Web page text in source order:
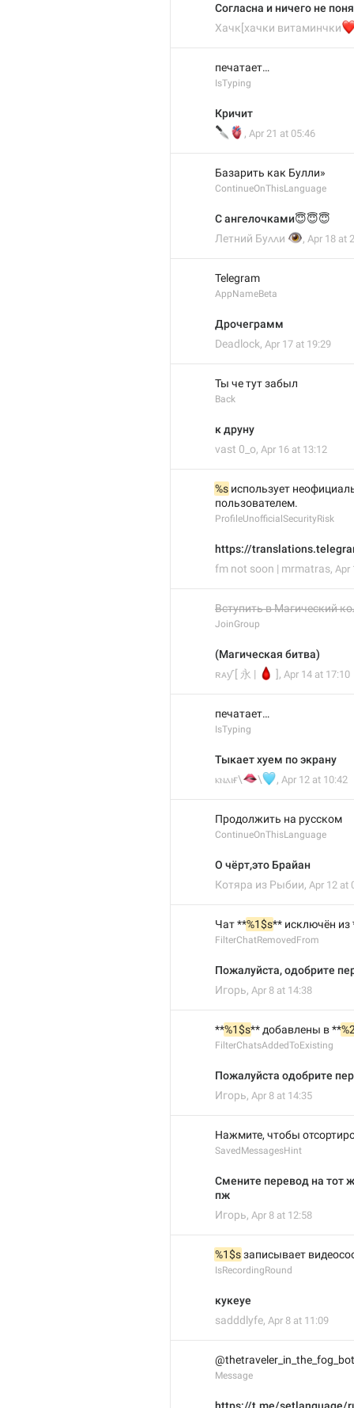
Согласна и ничего не
Хачк[хачки витаминчки
печатает…
IsTyping
Кричит
🔪
🫀
, Apr 21 at 05:46
Базарить как Булли»
ContinueOnThisLanguage
С ангелочками😇😇😇
Летний Буᴧᴧи
👁️
, Apr 18 at
Telegram
AppNameBeta
Дрочеграмм
Deadlock, Apr 17 at 19:29
Ты че тут забыл
Back
к друну
vast 0_о, Apr 16 at 13:12
%s использует
пользователем.
ProfileUnofficialSecurityRisk
https://
fm not soon | mrmatras, Apr
Вступить в Магический
JoinGroup
(Магическая битва)
ʀᴀƴ [ 永 |
🩸
] , Apr 14 at 17:10
печатает…
IsTyping
Тыкает хуем по экрану
ⲕⲛⲁⲓғ\
🫦
\
🩵
, Apr 12 at 10:42
Продолжить на русском
ContinueOnThisLanguage
О чёрт,это Брайан
Котяра из Рыбии, Apr 12 at
Чат **%1$s** исключён из
FilterChatRemovedFrom
Пожалуйста, одобрите
Игорь, Apr 8 at 14:38
**%1$s** добавлены в **
FilterChatsAddedToExisting
Пожалуйста одобрите
Игорь, Apr 8 at 14:35
Нажмите, чтобы
SavedMessagesHint
Смените перевод на тот
пж
Игорь, Apr 8 at 12:58
%1$s записывает
IsRecordingRound
кукеуе
sadddlyfe, Apr 8 at 11:09
@thetraveler_in_the_fog_bot
Message